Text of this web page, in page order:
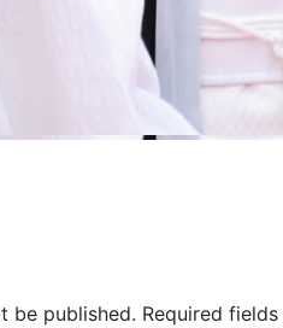
be published. Required